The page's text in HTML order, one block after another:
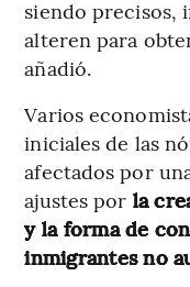
siendo precisos,
alteren para
añadió.
Varios
iniciales de las
afectados por
ajustes por la
y la forma de
inmigrantes no